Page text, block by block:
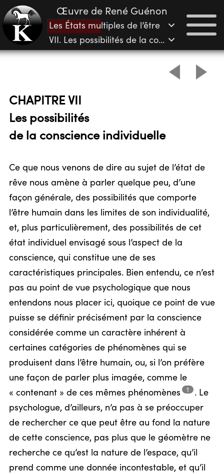
Œuvre de René Guénon
Les États multiples de l’être
VII. Les possibilités de la conscience individuelle
CHAPITRE VII
Les possibilités
de la conscience individuelle
Ce que nous venons de dire au sujet de l’état de
rêve nous amène à parler quelque peu, d’une
façon générale, des possibilités que comporte
l’être humain dans les limites de son individualité,
et, plus particulièrement, des possibilités de cet
état individuel envisagé sous l’aspect de la
conscience, qui constitue une de ses
caractéristiques principales. Bien entendu, ce n’est
pas au point de vue psychologique que nous
entendons nous placer ici, quoique ce point de vue
puisse se définir précisément par la conscience
considérée comme un caractère inhérent à
certaines catégories de phénomènes qui se
produisent dans l’être humain, ou, si l’on préfère
une façon de parler plus imagée, comme le
« contenant » de ces mêmes phénomènes 1 .Le
psychologue, d’ailleurs, n’a pas à se préoccuper
de rechercher ce que peut être au fond la nature
de cette conscience, pas plus que le géomètre ne
recherche ce qu’est la nature de l’espace, qu’il
prend comme une donnée incontestable, et qu’il